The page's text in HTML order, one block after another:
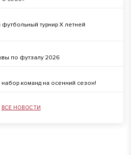
турнир X летней
по футзалу 2026
набор команд на осенний сезон!
ВСЕ НОВОСТИ